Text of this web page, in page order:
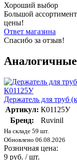
Хороший выбор
Большой
цены!
Ответ магазина
Спасибо за отзыв!
Держатель для труб
Артикул: К01125У
Бренд:
Ruvinil
На складе 59 шт.
Обновлено 06.08.2026
Розничная цена:
9 руб. / шт.